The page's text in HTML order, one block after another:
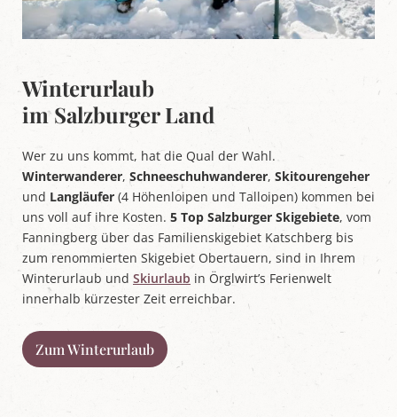
Winterurlaub
im Salzburger Land
Wer zu uns kommt, hat die Qual der Wahl.
Winterwanderer, Schneeschuhwanderer, Skitourengeher
und Langläufer (4 Höhenloipen und Talloipen) kommen bei
uns voll auf ihre Kosten. 5 Top Salzburger Skigebiete, vom
Fanningberg über das Familienskigebiet Katschberg bis
zum renommierten Skigebiet Obertauern, sind in Ihrem
Winterurlaub und Skiurlaub in Örglwirt’s Ferienwelt
innerhalb kürzester Zeit erreichbar.
Zum Winterurlaub